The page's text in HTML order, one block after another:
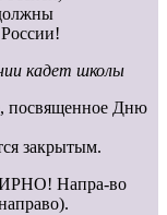
кадет школы
посвященное Дню
закрытым.
Напра-во